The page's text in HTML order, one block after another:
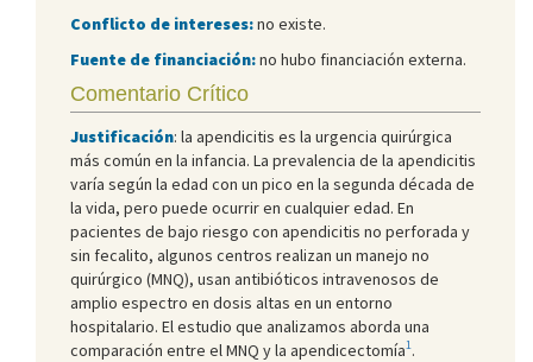
Conflicto de intereses:no existe.
Fuente de financiación:no hubo financiación externa.
Comentario Crítico
Justificación: la apendicitis es la urgencia quirúrgica
más común en la infancia. La prevalencia de la apendicitis
varía según la edad con un pico en la segunda década de
la vida, pero puede ocurrir en cualquier edad. En
pacientes de bajo riesgo con apendicitis no perforada y
sin fecalito, algunos centros realizan un manejo no
quirúrgico (MNQ), usan antibióticos intravenosos de
amplio espectro en dosis altas en un entorno
hospitalario. El estudio que analizamos aborda una
comparación entre el MNQ y la apendicectomía1.